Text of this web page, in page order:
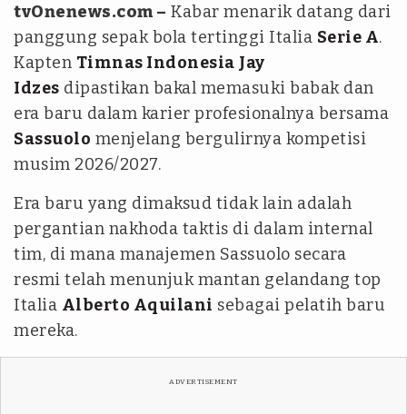
tvOnenews.com – Kabar menarik datang dari
panggung sepak bola tertinggi Italia Serie A.
Kapten Timnas Indonesia Jay
Idzes dipastikan bakal memasuki babak dan
era baru dalam karier profesionalnya bersama
Sassuolo menjelang bergulirnya kompetisi
musim 2026/2027.
Era baru yang dimaksud tidak lain adalah
pergantian nakhoda taktis di dalam internal
tim, di mana manajemen Sassuolo secara
resmi telah menunjuk mantan gelandang top
Italia Alberto Aquilani sebagai pelatih baru
mereka.
ADVERTISEMENT